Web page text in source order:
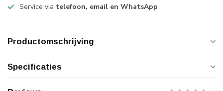
Service via telefoon, email en WhatsApp
Productomschrijving
Specificaties